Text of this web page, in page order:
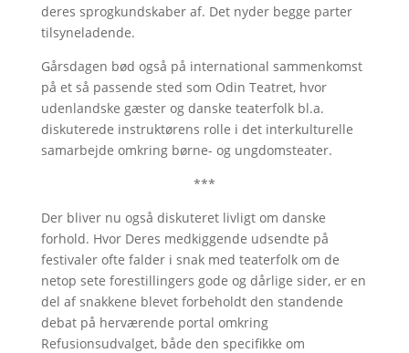
deres sprogkundskaber af. Det nyder begge parter
tilsyneladende.
Gårsdagen bød også på international sammenkomst
på et så passende sted som Odin Teatret, hvor
udenlandske gæster og danske teaterfolk bl.a.
diskuterede instruktørens rolle i det interkulturelle
samarbejde omkring børne- og ungdomsteater.
***
Der bliver nu også diskuteret livligt om danske
forhold. Hvor Deres medkiggende udsendte på
festivaler ofte falder i snak med teaterfolk om de
netop sete forestillingers gode og dårlige sider, er en
del af snakkene blevet forbeholdt den standende
debat på herværende portal omkring
Refusionsudvalget, både den specifikke om